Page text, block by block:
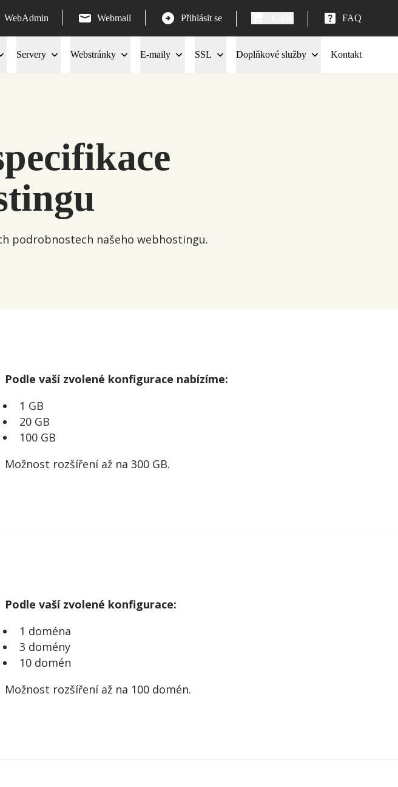
WebAdmin Webmail Přihlásit se FAQ
Servery Webstránky E-maily SSL Doplňkové služby Kontakt
podrobnostech našeho webhostingu.
Podle vaší zvolené konfigurace nabízíme:
1 GB
20 GB
100 GB
Možnost rozšíření až na 300 GB.
Podle vaší zvolené konfigurace:
1 doména
3 domény
10 domén
Možnost rozšíření až na 100 domén.